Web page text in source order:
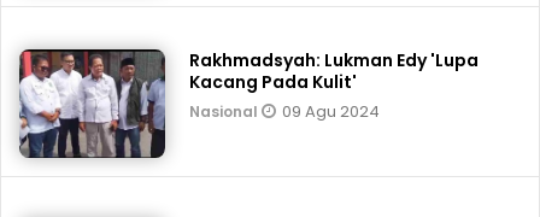
Rakhmadsyah: Lukman Edy 'Lupa
Kacang Pada Kulit'
Nasional 09 Agu 2024